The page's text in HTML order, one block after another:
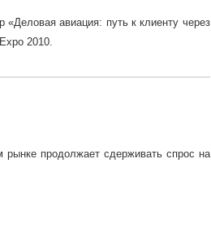
авиация: путь к клиенту через
2010.
рынке продолжает сдерживать спрос на